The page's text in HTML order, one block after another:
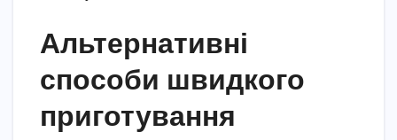
Альтернативні
способи швидкого
приготування